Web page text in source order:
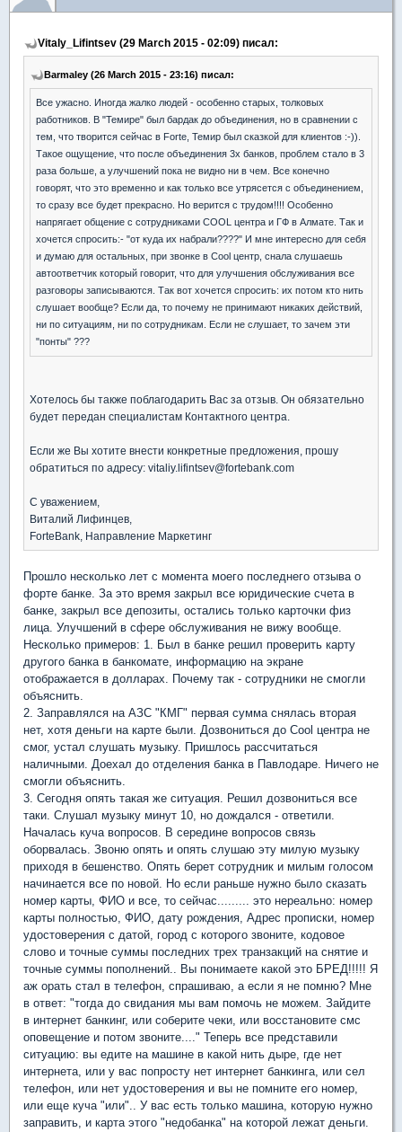
Vitaly_Lifintsev (29 March 2015 - 02:09) писал:
Barmaley (26 March 2015 - 23:16) писал:
Все ужасно. Иногда жалко людей - особенно старых, толковых
работников. В "Темире" был бардак до объединения, но в сравнении с
тем, что творится сейчас в Forte, Темир был сказкой для клиентов :-)).
Такое ощущение, что после объединения 3х банков, проблем стало в 3
раза больше, а улучшений пока не видно ни в чем. Все конечно
говорят, что это временно и как только все утрясется с объединением,
то сразу все будет прекрасно. Но верится с трудом!!!! Особенно
напрягает общение с сотрудниками COOL центра и ГФ в Алмате. Так и
хочется спросить:- "от куда их набрали????" И мне интересно для себя
и думаю для остальных, при звонке в Cool центр, снала слушаешь
автоответчик который говорит, что для улучшения обслуживания все
разговоры записываются. Так вот хочется спросить: их потом кто нить
слушает вообще? Если да, то почему не принимают никаких действий,
ни по ситуациям, ни по сотрудникам. Если не слушает, то зачем эти
"понты" ???
Хотелось бы также поблагодарить Вас за отзыв. Он обязательно
будет передан специалистам Контактного центра.
Если же Вы хотите внести конкретные предложения, прошу
обратиться по адресу: vitaliy.lifintsev@fortebank.com
С уважением,
Виталий Лифинцев,
ForteBank, Направление Маркетинг
Прошло несколько лет с момента моего последнего отзыва о
форте банке. За это время закрыл все юридические счета в
банке, закрыл все депозиты, остались только карточки физ
лица. Улучшений в сфере обслуживания не вижу вообще.
Несколько примеров: 1. Был в банке решил проверить карту
другого банка в банкомате, информацию на экране
отображается в долларах. Почему так - сотрудники не смогли
объяснить.
2. Заправлялся на АЗС "КМГ" первая сумма снялась вторая
нет, хотя деньги на карте были. Дозвониться до Cool центра не
смог, устал слушать музыку. Пришлось рассчитаться
наличными. Доехал до отделения банка в Павлодаре. Ничего не
смогли объяснить.
3. Сегодня опять такая же ситуация. Решил дозвониться все
таки. Слушал музыку минут 10, но дождался - ответили.
Началась куча вопросов. В середине вопросов связь
оборвалась. Звоню опять и опять слушаю эту милую музыку
приходя в бешенство. Опять берет сотрудник и милым голосом
начинается все по новой. Но если раньше нужно было сказать
номер карты, ФИО и все, то сейчас......... это нереально: номер
карты полностью, ФИО, дату рождения, Адрес прописки, номер
удостоверения с датой, город с которого звоните, кодовое
слово и точные суммы последних трех транзакций на снятие и
точные суммы пополнений.. Вы понимаете какой это БРЕД!!!!! Я
аж орать стал в телефон, спрашиваю, а если я не помню? Мне
в ответ: "тогда до свидания мы вам помочь не можем. Зайдите
в интернет банкинг, или соберите чеки, или восстановите смс
оповещение и потом звоните...." Теперь все представили
ситуацию: вы едите на машине в какой нить дыре, где нет
интернета, или у вас попросту нет интернет банкинга, или сел
телефон, или нет удостоверения и вы не помните его номер,
или еще куча "или".. У вас есть только машина, которую нужно
заправить, и карта этого "недобанка" на которой лежат деньги.